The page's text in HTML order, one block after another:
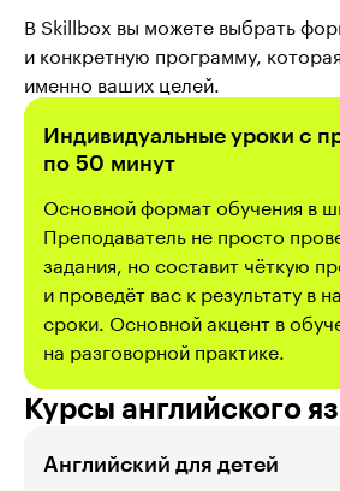
В Skillbox вы можете выбрать
и конкретную программу,
именно ваших целей.
Индивидуальные уроки с
по 50 минут
Основной формат обучения в
Преподаватель не просто
задания, но составит чёткую
и проведёт вас к результату в
сроки. Основной акцент в
на разговорной практике.
Курсы английского
Английский для детей